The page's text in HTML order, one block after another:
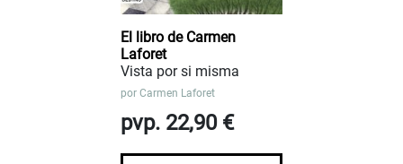
El libro de Carmen
Laforet
Vista por si misma
por Carmen Laforet
pvp. 22,90 €